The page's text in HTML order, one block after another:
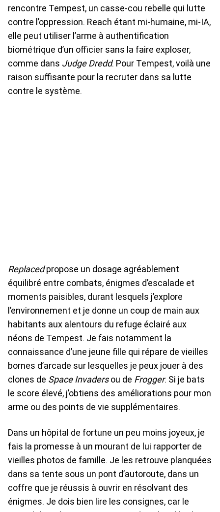
rencontre Tempest, un casse-cou rebelle qui lutte
contre l’oppression. Reach étant mi-humaine, mi-IA,
elle peut utiliser l’arme à authentification
biométrique d’un officier sans la faire exploser,
comme dans Judge Dredd. Pour Tempest, voilà une
raison suffisante pour la recruter dans sa lutte
contre le système.
Replacedpropose un dosage agréablement
équilibré entre combats, énigmes d’escalade et
moments paisibles, durant lesquels j’explore
l’environnement et je donne un coup de main aux
habitants aux alentours du refuge éclairé aux
néons de Tempest. Je fais notamment la
connaissance d’une jeune fille qui répare de vieilles
bornes d’arcade sur lesquelles je peux jouer à des
clones de Space Invadersou de Frogger. Si je bats
le score élevé, j’obtiens des améliorations pour mon
arme ou des points de vie supplémentaires.
Dans un hôpital de fortune un peu moins joyeux, je
fais la promesse à un mourant de lui rapporter de
vieilles photos de famille. Je les retrouve planquées
dans sa tente sous un pont d’autoroute, dans un
coffre que je réussis à ouvrir en résolvant des
énigmes. Je dois bien lire les consignes, car le